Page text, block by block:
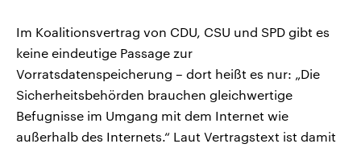
Im Koalitionsvertrag von CDU, CSU und SPD gibt es
keine eindeutige Passage zur
Vorratsdatenspeicherung – dort heißt es nur: „Die
Sicherheitsbehörden brauchen gleichwertige
Befugnisse im Umgang mit dem Internet wie
außerhalb des Internets.“ Laut Vertragstext ist damit